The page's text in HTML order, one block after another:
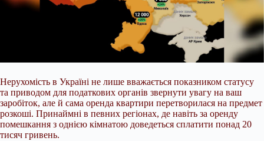
Нерухомість в Україні не лише вважається показником статусу
та приводом для податкових органів звернути увагу на ваш
заробіток, але й сама оренда квартири перетворилася на предмет
розкоші. Принаймні в певних регіонах, де навіть за оренду
помешкання з однією кімнатою доведеться сплатити понад 20
тисяч гривень.